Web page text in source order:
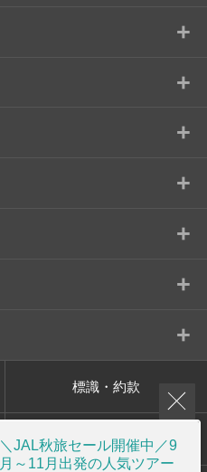
+
+
+
+
+
+
+
標識・約款
プライバシーポリシー
＼JAL秋旅セール開催中／9
月～11月出発の人気ツアー